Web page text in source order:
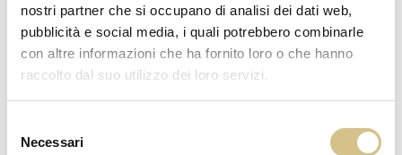
nostri partner che si occupano di analisi dei dati web,
pubblicità e social media, i quali potrebbero combinarle
con altre informazioni che ha fornito loro o che hanno
raccolto dal suo utilizzo dei loro servizi.
delNecessari
48 mq
2 ambienti separati
Camera da letto matrimoniale
Divano letto matrimoniale nel living